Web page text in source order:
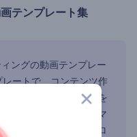
テンプレート集
ングの動画テンプレー
ートで、コンテンツ作
SNS動画作成ツールを
くほど簡単にカスタマ
場合でも、詳細なプロ